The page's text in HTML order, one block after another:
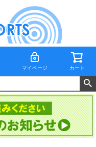
マイページ カート